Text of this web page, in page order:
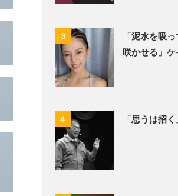
3
「泥水を吸
咲かせる」
4 「思うは招